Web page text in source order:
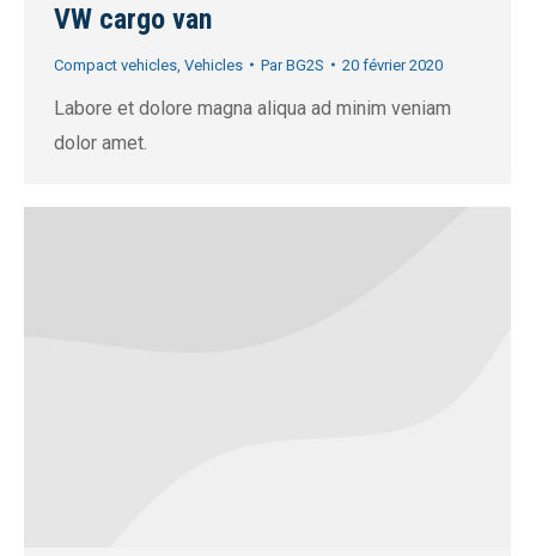
VW cargo van
Compact vehicles Vehicles ParBG2S 20 février 2020
Labore et dolore magna aliqua ad minim veniam
dolor amet.